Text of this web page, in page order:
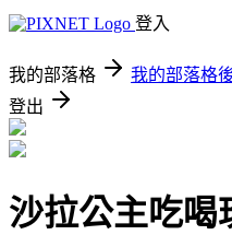
登入
我的部落格 我的部落格
登出
沙拉公主吃喝